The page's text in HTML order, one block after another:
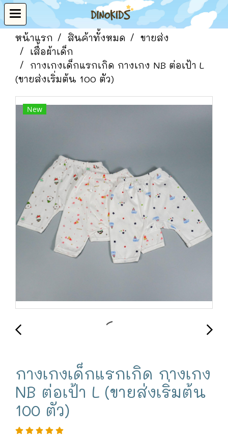
หน้าแรก สินค้าทั้งหมด
ขายส่ง
เสื้อผ้าเด็ก
กางเกงเด็กแรกเกิด กางเกง NB ต่อเป้า L
(ขายส่งเริ่มต้น 100 ตัว)
New
กางเกงเด็กแรกเกิด กางเกง
NB ต่อเป้า L (ขายส่งเริ่มต้น
100 ตัว)